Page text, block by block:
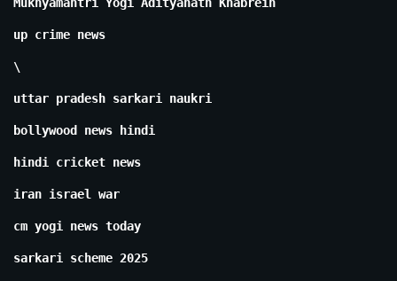
up crime news
\
uttar pradesh sarkari naukri
bollywood news hindi
hindi cricket news
iran israel war
cm yogi news today
sarkari scheme 2025